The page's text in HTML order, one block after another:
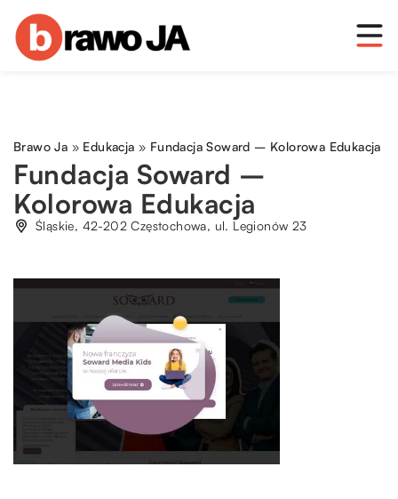
Brawo Ja » Edukacja » Fundacja Soward – Kolorowa Edukacja
Fundacja Soward –
Kolorowa Edukacja
Śląskie, 42-202 Częstochowa, ul. Legionów 23